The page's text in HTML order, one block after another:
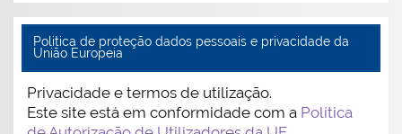
Politica de proteção dados pessoais e privacidade da
União Europeia
Privacidade e termos de utilização.
Este site está em conformidade com a Política